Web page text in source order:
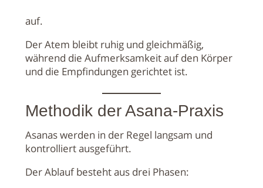
auf.
Der Atem bleibt ruhig und gleichmäßig,
während die Aufmerksamkeit auf den Körper
und die Empfindungen gerichtet ist.
Methodik der Asana-Praxis
Asanas werden in der Regel langsam und
kontrolliert ausgeführt.
Der Ablauf besteht aus drei Phasen: